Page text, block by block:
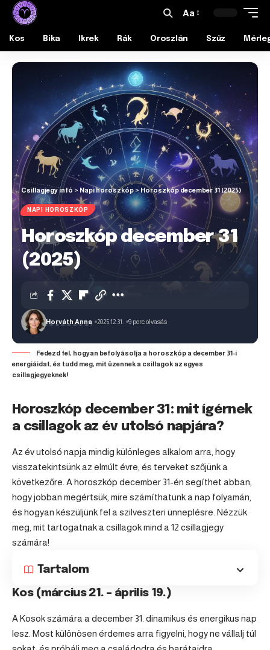
Aa
Kos Bika Ikrek Rák Oroszlán Szűz
Csillagjegy infó > Napi horoszkóp>Horoszkóp december 31 (2025)
NAPI HOROSZKÓP
Horoszkóp december 31
(2025)
Horváth Anna 2025.12.31. 9 perc olvasás
Fedezd fel, hogyan befolyásolja a horoszkóp a december 31-i
energiáidat, és tudd meg, mit üzennek a csillagok az egyes
csillagjegyeknek!
Horoszkóp december 31: mit ígérnek
a csillagok az év utolsó napjára?
Az év utolsó napja mindig különleges alkalom arra, hogy
visszatekintsünk az elmúlt évre, és terveket szőjünk a
következőre. A horoszkóp december 31-én segíthet abban,
hogy jobban megértsük, mire számíthatunk a nap folyamán,
és hogyan készüljünk fel a szilveszteri ünneplésre. Nézzük
meg, mit tartogatnak a csillagok mind a 12 csillagjegy
számára!
Tartalom
Kos (március 21. – április 19.)
A Kosok számára a december 31. dinamikus és energikus nap
lesz. Most különösen érdemes arra figyelni, hogy ne vállalj túl